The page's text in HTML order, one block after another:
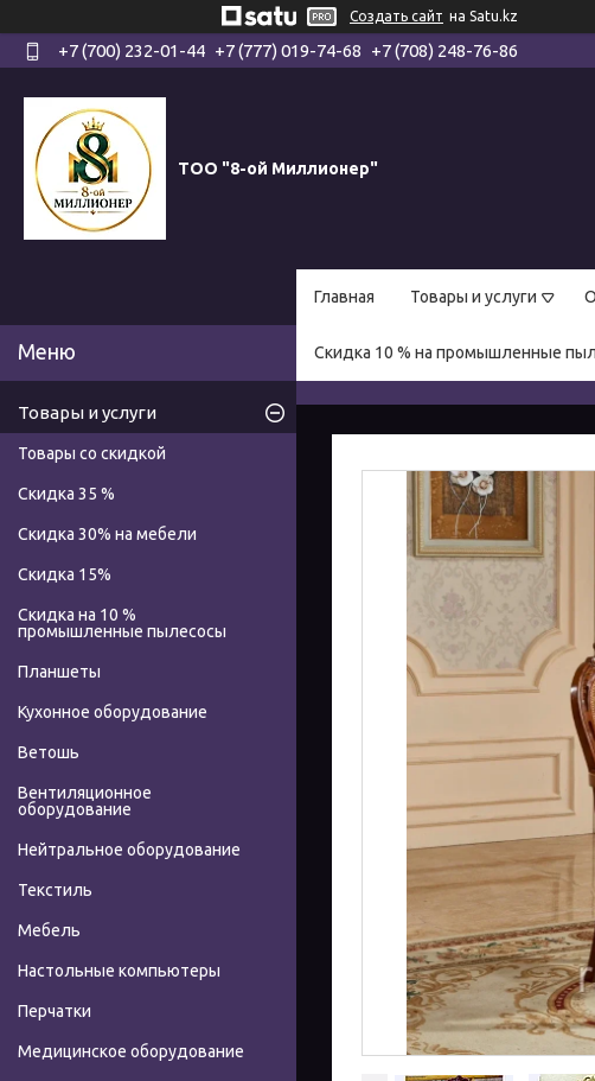
Создать сайт на Satu.kz
+7 (700) 232-01-44 +7 (777) 019-74-68 +7 (708) 248-76-86
ТОО "8-ой Миллионер"
Главная Товары и услуги
Скидка 10 % на промышленные
Товары и услуги
Товары со скидкой
Скидка 35 %
Скидка 30% на мебели
Скидка 15%
Скидка на 10 %
промышленные пылесосы
Планшеты
Кухонное оборудование
Ветошь
Вентиляционное
оборудование
Нейтральное оборудование
Текстиль
Мебель
Настольные компьютеры
Перчатки
Медицинское оборудование